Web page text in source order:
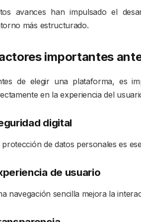
avances han impulsado el
más estructurado.
importantes
de elegir una plataforma, es
en la experiencia del
digital
protección de datos personales es
de usuario
navegación sencilla mejora la